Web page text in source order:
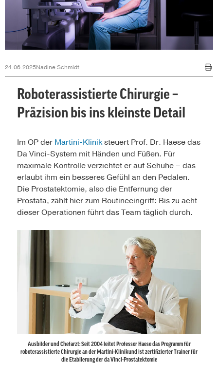
24.06.2025Nadine Schmidt
Roboterassistierte Chirurgie –
Präzision bis ins kleinste Detail
Im OP der Martini-Kliniksteuert Prof. Dr. Haese das
Da Vinci-System mit Händen und Füßen. Für
maximale Kontrolle verzichtet er auf Schuhe – das
erlaubt ihm ein besseres Gefühl an den Pedalen.
Die Prostatektomie, also die Entfernung der
Prostata, zählt hier zum Routineeingriff: Bis zu acht
dieser Operationen führt das Team täglich durch.
Ausbilder und Chefarzt: Seit 2004 leitet Professor Haese das Programm für
roboterassistierte Chirurgie an der Martini-Klinikund ist zertifizierter Trainer für
die Etablierung der da Vinci-Prostatektomie